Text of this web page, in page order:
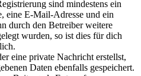
sind mindestens ein
eine E-Mail-Adresse und ein
durch den Betreiber weitere
wurden, so ist dies für dich
eine private Nachricht erstellst,
Daten ebenfalls gespeichert.